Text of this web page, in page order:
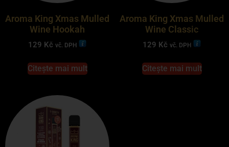
Aroma King Xmas Mulled
Wine Hookah
129 Kč vč. DPH
Citește mai mult
Aroma King Xmas Mulled
Wine Classic
129 Kč vč. DPH
Citește mai mult